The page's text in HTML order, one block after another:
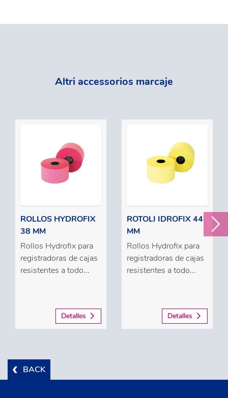
Altri accessorios marcaje
ROLLOS HYDROFIX
38 MM
Rollos Hydrofix para
registradoras de cajas
resistentes a todo...
Detalles
ROTOLI IDROFIX 44
MM
Rollos Hydrofix para
registradoras de cajas
resistentes a todo...
Detalles
BACK